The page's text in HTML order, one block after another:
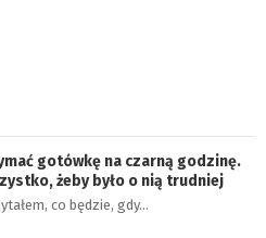
gotówkę na czarną godzinę.
żeby było o nią trudniej
co będzie, gdy…